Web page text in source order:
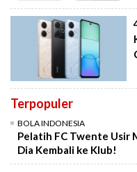
Terpopuler
BOLA INDONESIA
Pelatih FC Twente Usir
Dia Kembali ke Klub!